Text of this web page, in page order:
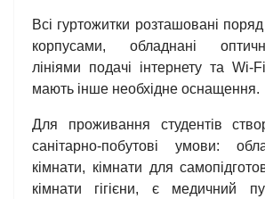
Всі гуртожитки розташовані
корпусами, обладнані
лініями подачі інтернету та Wi-
мають інше необхідне оснащення.
Для проживання студентів
санітарно-побутові умови:
кімнати, кімнати для
кімнати гігієни, є медичний